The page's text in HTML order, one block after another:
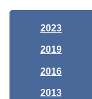
2023
2019
2016
2013